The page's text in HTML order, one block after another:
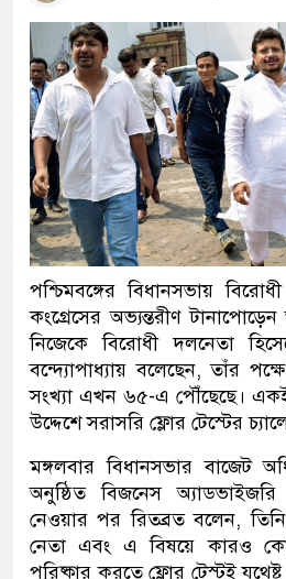
পশ্চিমবঙ্গের বিধানসভায়
কংগ্রেসের অভ্যন্তরীণ
নিজেকে বিরোধী দলনেতা
বন্দ্যোপাধ্যায় বলেছেন, তাঁর
সংখ্যা এখন ৬৫-এ পৌঁছেছে। একই
উদ্দেশে সরাসরি ফ্লোর টেস্টের
মঙ্গলবার বিধানসভার বাজেট
অনুষ্ঠিত বিজনেস
নেওয়ার পর রিতব্রত বলেন,
নেতা এবং এ বিষয়ে কারও
পরিষ্কার করতে ফ্লোর টেস্টই